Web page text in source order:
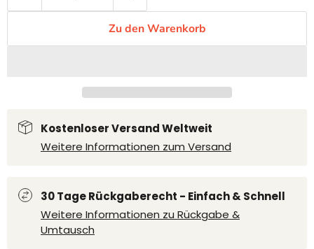
Zu den Warenkorb
Kostenloser Versand Weltweit
Weitere Informationen zum Versand
30 Tage Rückgaberecht - Einfach & Schnell
Weitere Informationen zu Rückgabe &
Umtausch